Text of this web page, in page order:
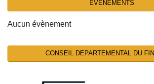
ÉVÉNEMENTS
Aucun évènement
CONSEIL DEPARTEMENTAL DU